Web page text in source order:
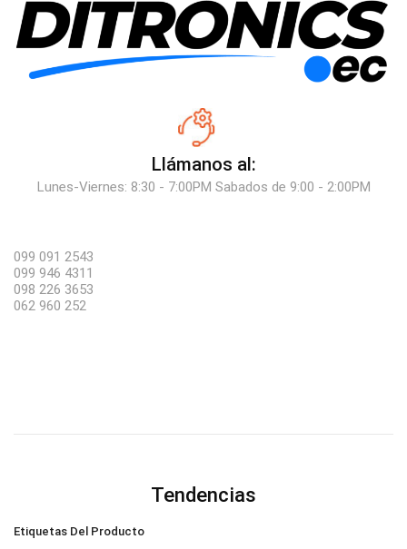
Llámanos al:
Lunes-Viernes: 8:30 - 7:00PM Sabados de 9:00 - 2:00PM
099 091 2543
099 946 4311
098 226 3653
062 960 252
Tendencias
Etiquetas Del Producto